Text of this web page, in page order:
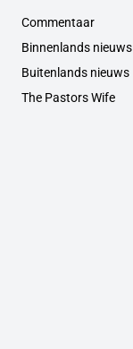
Commentaar
Binnenlands nieuws
Buitenlands nieuws
The Pastors Wife